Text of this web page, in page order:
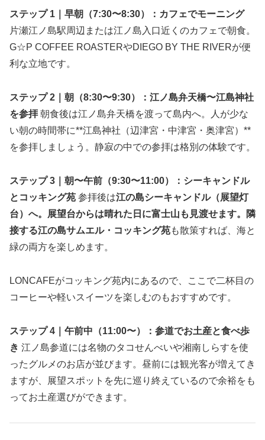
ステップ 1｜早朝（7:30〜8:30）：カフェでモーニング
片瀬江ノ島駅周辺または江ノ島入口近くのカフェで朝食。
G☆P COFFEE ROASTERやDIEGO BY THE RIVERが便
利な立地です。
ステップ 2｜朝（8:30〜9:30）：江ノ島弁天橋〜江島神社
を参拝朝食後は江ノ島弁天橋を渡って島内へ。人が少な
い朝の時間帯に**江島神社（辺津宮・中津宮・奥津宮）**
を参拝しましょう。静寂の中での参拝は格別の体験です。
ステップ 3｜朝〜午前（9:30〜11:00）：シーキャンドル
とコッキング苑 参拝後は江の島シーキャンドル（展望灯
台）へ。展望台からは晴れた日に富士山も見渡せます。隣
接する江の島サムエル・コッキング苑も散策すれば、海と
緑の両方を楽しめます。
LONCAFEがコッキング苑内にあるので、ここで二杯目の
コーヒーや軽いスイーツを楽しむのもおすすめです。
ステップ 4｜午前中（11:00〜）：参道でお土産と食べ歩
き 江ノ島参道には名物のタコせんべいや湘南しらすを使
ったグルメのお店が並びます。昼前には観光客が増えてき
ますが、展望スポットを先に巡り終えているので余裕をも
ってお土産選びができます。